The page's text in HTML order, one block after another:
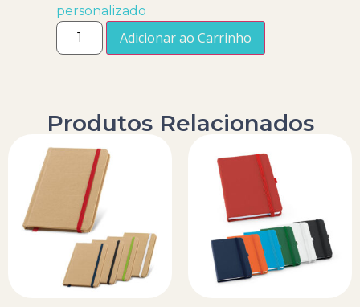
personalizado
Adicionar ao Carrinho
Produtos Relacionados